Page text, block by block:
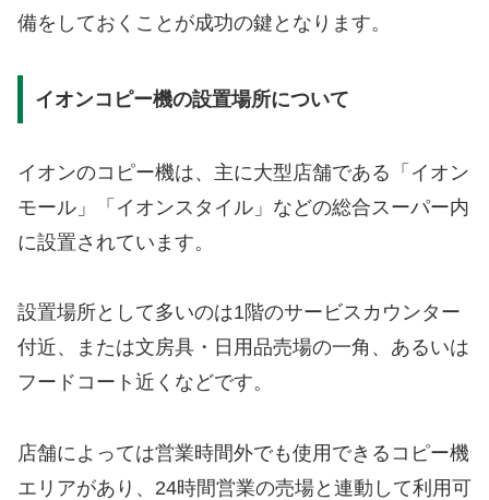
備をしておくことが成功の鍵となります。
イオンコピー機の設置場所について
イオンのコピー機は、主に大型店舗である「イオン
モール」「イオンスタイル」などの総合スーパー内
に設置されています。
設置場所として多いのは1階のサービスカウンター
付近、または文房具・日用品売場の一角、あるいは
フードコート近くなどです。
店舗によっては営業時間外でも使用できるコピー機
エリアがあり、24時間営業の売場と連動して利用可